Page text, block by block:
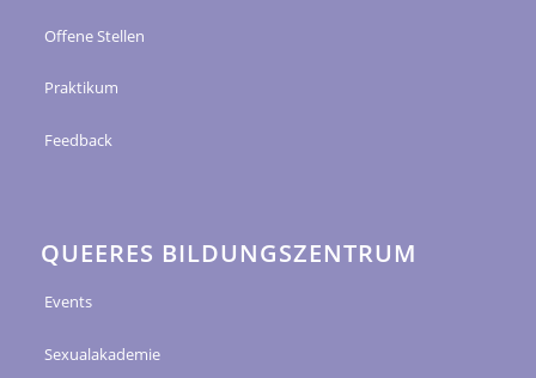
Offene Stellen
Praktikum
Feedback
QUEERES BILDUNGSZENTRUM
Events
Sexualakademie